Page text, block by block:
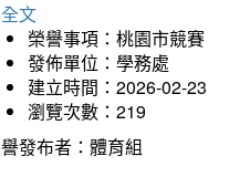
文
榮譽事項：桃園市競賽
發佈單位：學務處
建立時間：2026-02-23
瀏覽次數：219
發布者：體育組